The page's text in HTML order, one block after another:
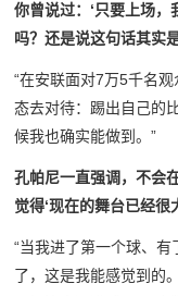
你曾说过：‘只要上场
吗？还是说这句话其实
“在安联面对7万5千名
态去对待：踢出自己的
候我也确实能做到。”
孔帕尼一直强调，不会
觉得‘现在的舞台已经很
“当我进了第一个球、
了，这是我能感觉到的